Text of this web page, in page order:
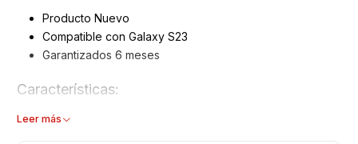
Producto Nuevo
Compatible con Galaxy S23
Garantizados 6 meses
Características:
Flex carga – Puerto USB
Leer más